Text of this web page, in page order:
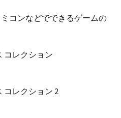
コンなどでできるゲームの
コレクション
コレクション 2